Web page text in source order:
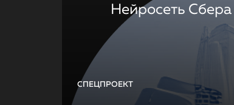
СПЕЦПРОЕКТ
Нейросеть